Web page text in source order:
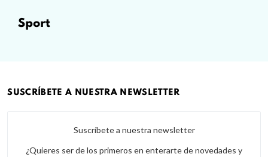
sport
SUSCRÍBETE A NUESTRA NEWSLETTER
Suscríbete a nuestra newsletter
¿Quieres ser de los primeros en enterarte de novedades y